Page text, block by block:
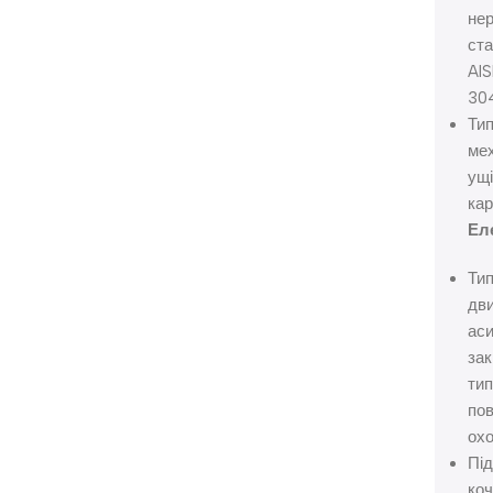
Тип
Тип